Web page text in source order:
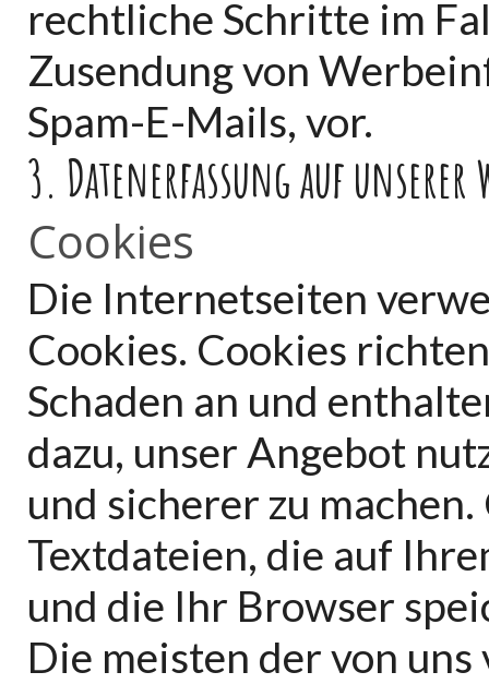
rechtliche Schritte im
Zusendung von
Spam-E-Mails, vor.
3. Datenerfassung auf unserer
Cookies
Die Internetseiten
Cookies. Cookies
Schaden an und
dazu, unser Angebot
und sicherer zu
Textdateien, die auf
und die Ihr Browser
Die meisten der von